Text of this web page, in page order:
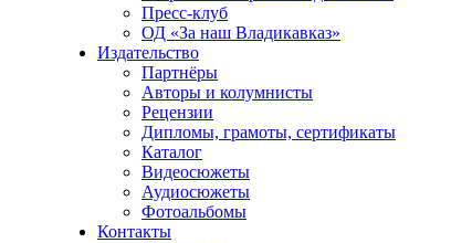
Пресс-клуб
ОД «За наш Владикавказ»
Издательство
Партнёры
Авторы и колумнисты
Рецензии
Дипломы, грамоты, сертификаты
Каталог
Видеосюжеты
Аудиосюжеты
Фотоальбомы
Контакты